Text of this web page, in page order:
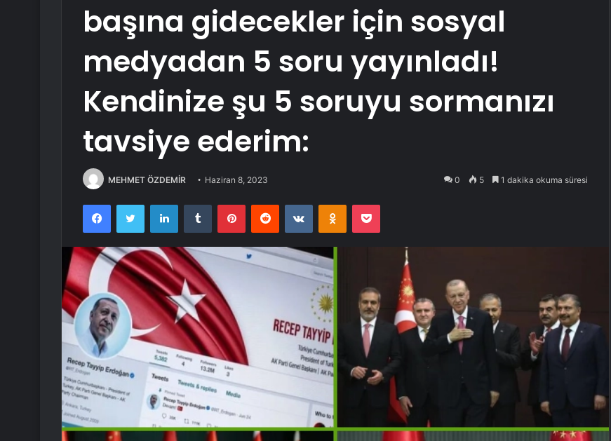
başına gidecekler için sosyal
medyadan 5 soru yayınladı!
Kendinize şu 5 soruyu sormanızı
tavsiye ederim:
MEHMET ÖZDEMİR Haziran 8, 2023 0 5 1 dakika okuma süresi
FacebookTwitter LinkedInTumblr PinterestReddit VKontakteOdnoklassniki
Pocket